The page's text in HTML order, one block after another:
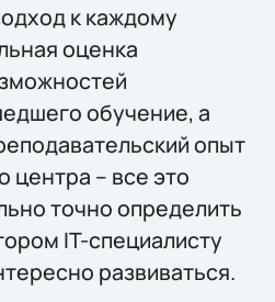
к каждому
оценка
обучение, а
опыт
центра – все это
точно определить
IT-специалисту
развиваться.